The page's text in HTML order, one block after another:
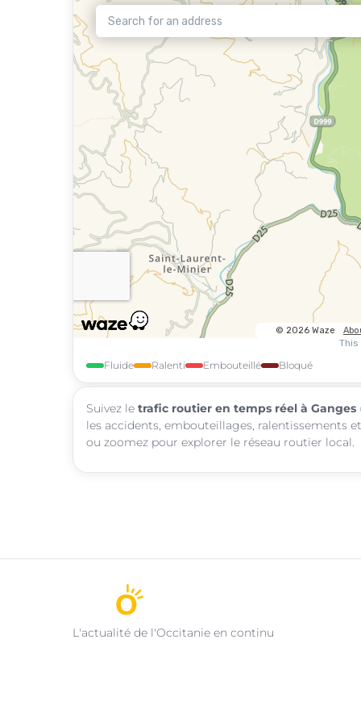
Fluide Ralenti Embouteillé Bloqué
Suivez le trafic routier en temps réel à Ganges
les accidents, embouteillages, ralentissements
ou zoomez pour explorer le réseau routier local.
L'actualité de l'Occitanie en continu